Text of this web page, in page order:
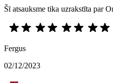
Šī atsauksme tika uzrakstīta par
Fergus
02/12/2023